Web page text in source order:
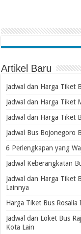
Artikel Baru
Jadwal dan Harga Tiket
Jadwal dan Harga Tiket
Jadwal dan Harga Tiket
Jadwal Bus Bojonegoro
6 Perlengkapan yang
Jadwal Keberangkatan
Jadwal dan Harga Tiket
Lainnya
Harga Tiket Bus Rosalia
Jadwal dan Loket Bus
Kota Lain